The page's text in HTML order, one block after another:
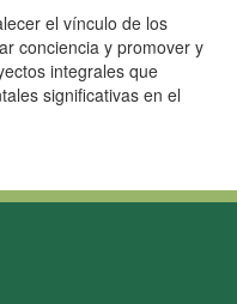
el vínculo de los
conciencia y promover y
integrales que
significativas en el